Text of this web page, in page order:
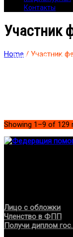
Контакты
Участник
Home / Участник
«Ввести в
(партнёрам)». С
Showing 1–9 of 129
Лицо с обложки
Членство в ФПП
Получи диплом